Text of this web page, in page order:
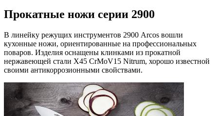
Прокатные ножи серии 2900
В линейку режущих инструментов 2900 Arcos вошли
кухонные ножи, ориентированные на профессиональных
поваров. Изделия оснащены клинками из прокатной
нержавеющей стали X45 CrMoV15 Nitrum, хорошо известной
своими антикоррозионными свойствами.